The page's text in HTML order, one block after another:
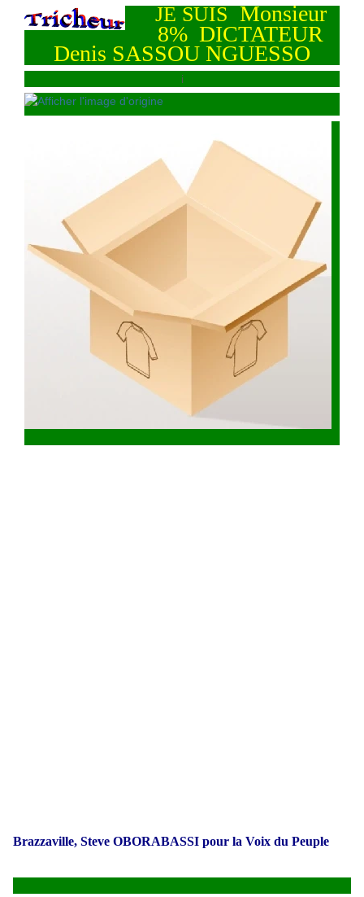
JE SUIS Monsieur
8% DICTATEUR
Denis SASSOU NGUESSO
i
Brazzaville, Steve OBORABASSI pour la Voix du Peuple